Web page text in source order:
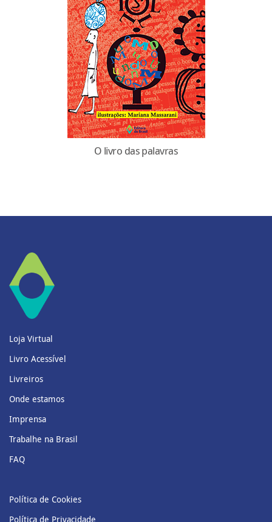
O livro das palavras
Loja Virtual
Livro Acessível
Livreiros
Onde estamos
Imprensa
Trabalhe na Brasil
FAQ
Política de Cookies
Política de Privacidade